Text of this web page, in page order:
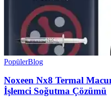
PopülerBlog
Noxeen Nx8 Termal
İşlemci Soğutma Çözümü